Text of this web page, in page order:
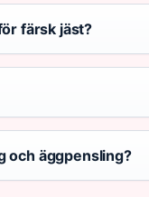
färsk jäst?
och äggpensling?